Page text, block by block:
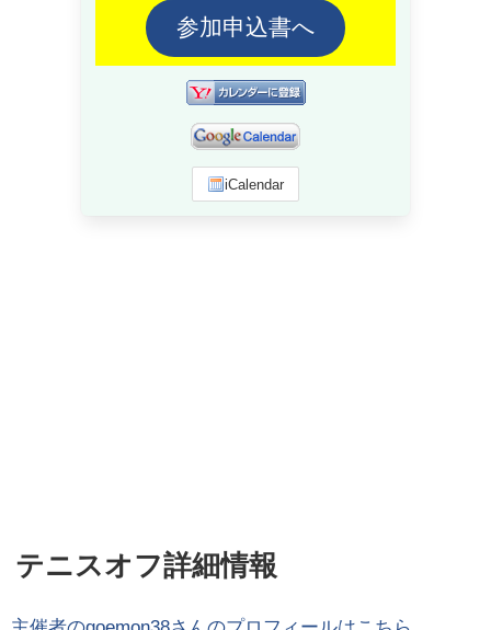
参加申込書へ
iCalendar
テニスオフ詳細情報